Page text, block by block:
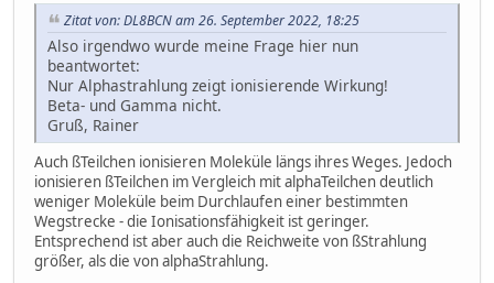
Zitat von: DL8BCN am 26. September 2022, 18:25
Also irgendwo wurde meine Frage hier nun
beantwortet:
Nur Alphastrahlung zeigt ionisierende Wirkung!
Beta- und Gamma nicht.
Gruß, Rainer
Auch ßTeilchen ionisieren Moleküle längs ihres Weges. Jedoch
ionisieren ßTeilchen im Vergleich mit alphaTeilchen deutlich
weniger Moleküle beim Durchlaufen einer bestimmten
Wegstrecke - die Ionisationsfähigkeit ist geringer.
Entsprechend ist aber auch die Reichweite von ßStrahlung
größer, als die von alphaStrahlung.